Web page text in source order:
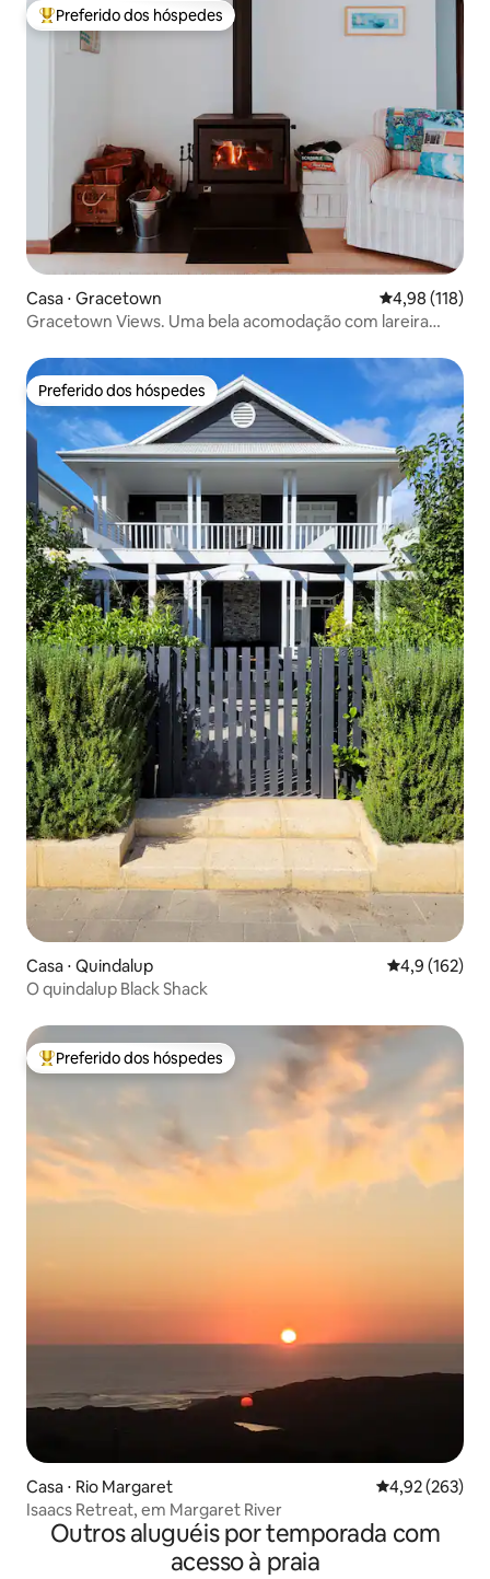
Entre os melhores preferidos dos hóspedes
Preferido dos hóspedes
Casa ⋅ Gracetown 4,98 de uma
4,98 (118)
Gracetown Views. Uma bela acomodação com lareira
Preferido dos hóspedes
Preferido dos hóspedes
Casa ⋅ Quindalup 4,9 de uma
4,9 (162)
O quindalup Black Shack
Entre os melhores preferidos dos hóspedes
Preferido dos hóspedes
Casa ⋅ Rio Margaret 4,92 de uma
4,92 (263)
Isaacs Retreat, em Margaret River
Outros aluguéis por temporada com
acesso à praia